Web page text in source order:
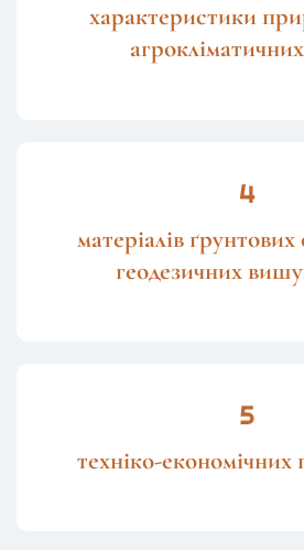
характеристики
матеріалів
геодезичних
техніко-економічних